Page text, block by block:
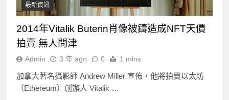
最新資訊
2014年Vitalik Buterin肖像被鑄造成NFT天價
拍賣 無人問津
Admin 3 年 ago 0 1 mins
加拿大著名攝影師 Andrew Miller 宣佈，他將拍賣以太坊
（Ethereum）創辦人 Vitalik …